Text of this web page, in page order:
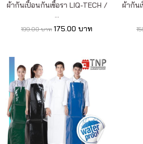
ผ้ากันเปื้อนกันเชื้อรา LIQ-TECH /
...
199.00 บาท 175.00 บาท
ผ้ากัน